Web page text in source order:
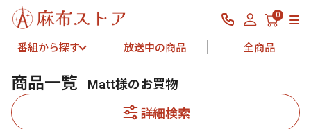
0
番組から探す 放送中の商品 全商品
商品一覧
Matt様のお買物
詳細検索